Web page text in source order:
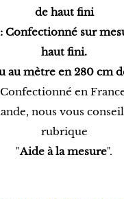
de haut fini
: Confectionné sur
haut fini.
au mètre en 280 cm
Confectionné en
nous vous
rubrique
"Aide à la mesure".